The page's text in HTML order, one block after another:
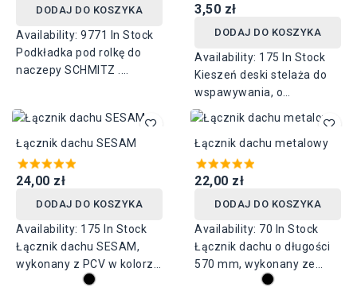
DODAJ DO KOSZYKA
Availability: 9771 In Stock
Podkładka pod rolkę do
naczepy SCHMITZ .
rozstaw otworów 28 mm.
3,50 zł
DODAJ DO KOSZYKA
Availability: 175 In Stock
Kieszeń deski stelaża do
wspawywania, o
szerokości 40 mm.
Stosowana do trzymania
desek burtowych
metalowych lub
drewnianych. Montowana
Łącznik dachu SESAM
24,00 zł
DODAJ DO KOSZYKA
Availability: 175 In Stock
Łącznik dachu SESAM,
wykonany z PCV w kolorze
czarnym. Szerokość 100
Łącznik dachu metalowy
22,00 zł
DODAJ DO KOSZYKA
Availability: 70 In Stock
Łącznik dachu o długości
570 mm, wykonany ze